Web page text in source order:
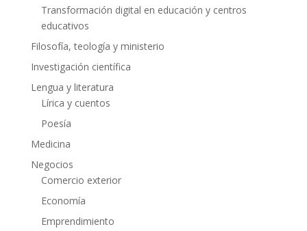
Transformación digital en educación y centros
educativos
Filosofía, teología y ministerio
Investigación científica
Lengua y literatura
Lírica y cuentos
Poesía
Medicina
Negocios
Comercio exterior
Economía
Emprendimiento